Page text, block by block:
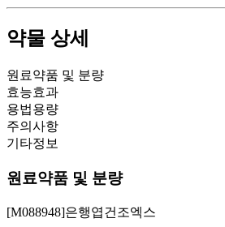
약물 상세
원료약품 및 분량
효능효과
용법용량
주의사항
기타정보
원료약품 및 분량
[M088948]은행엽건조엑스